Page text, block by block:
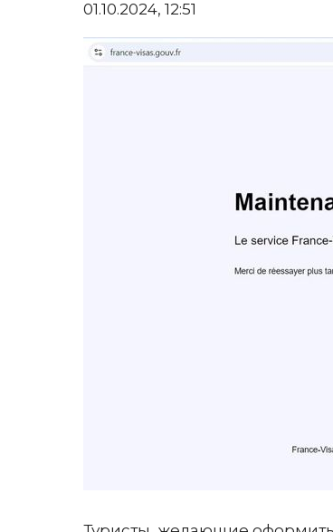
01.10.2024, 12:51